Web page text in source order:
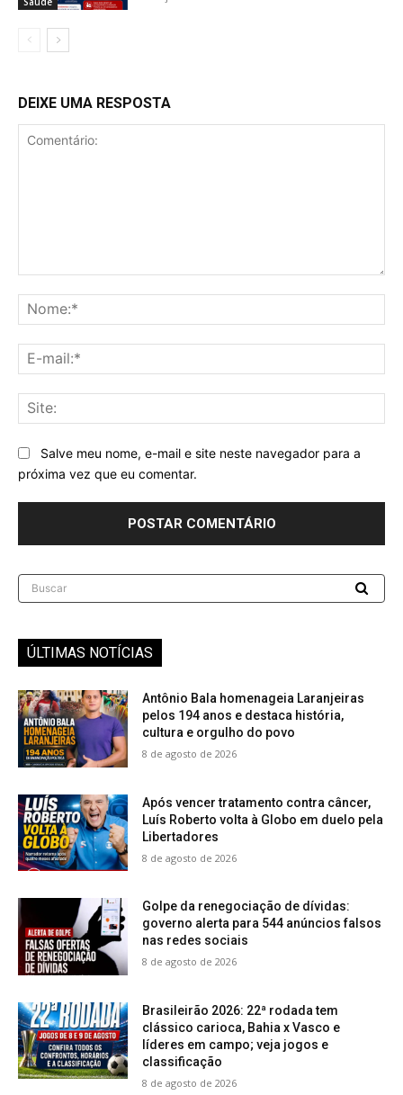
DEIXE UMA RESPOSTA
Salve meu nome, e-mail e site neste navegador para a
próxima vez que eu comentar.
Buscar
ÚLTIMAS NOTÍCIAS
Antônio Bala homenageia Laranjeiras
pelos 194 anos e destaca história,
cultura e orgulho do povo
8 de agosto de 2026
Após vencer tratamento contra câncer,
Luís Roberto volta à Globo em duelo pela
Libertadores
8 de agosto de 2026
Golpe da renegociação de dívidas:
governo alerta para 544 anúncios falsos
nas redes sociais
8 de agosto de 2026
Brasileirão 2026: 22ª rodada tem
clássico carioca, Bahia x Vasco e
líderes em campo; veja jogos e
classificação
8 de agosto de 2026